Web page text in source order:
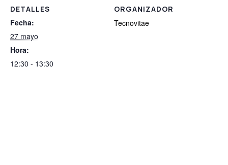
DETALLES
Fecha:
27 mayo
Hora:
12:30 - 13:30
ORGANIZADOR
Tecnovitae